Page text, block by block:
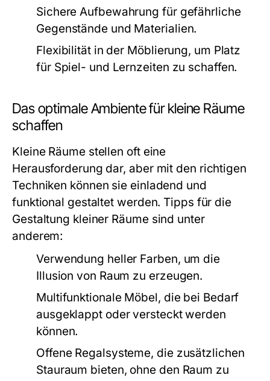
Sichere Aufbewahrung für gefährliche
Gegenstände und Materialien.
Flexibilität in der Möblierung, um Platz
für Spiel- und Lernzeiten zu schaffen.
Das optimale Ambiente für kleine Räume
schaffen
Kleine Räume stellen oft eine
Herausforderung dar, aber mit den richtigen
Techniken können sie einladend und
funktional gestaltet werden. Tipps für die
Gestaltung kleiner Räume sind unter
anderem:
Verwendung heller Farben, um die
Illusion von Raum zu erzeugen.
Multifunktionale Möbel, die bei Bedarf
ausgeklappt oder versteckt werden
können.
Offene Regalsysteme, die zusätzlichen
Stauraum bieten, ohne den Raum zu